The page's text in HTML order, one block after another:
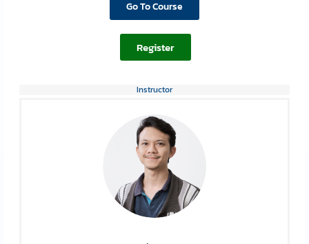
Go To Course
Register
Instructor